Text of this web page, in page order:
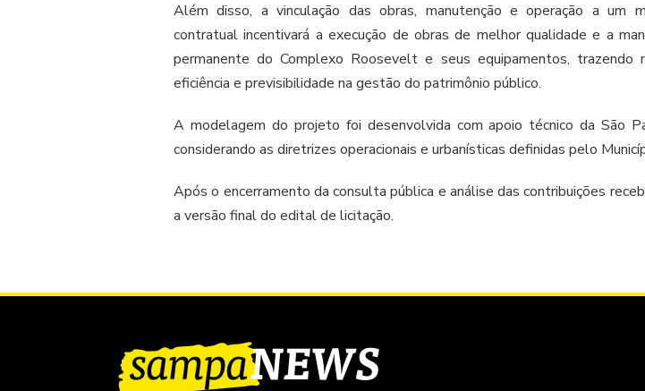
Além disso, a vinculação das obras, manutenção e operação a um
contratual incentivará a execução de obras de melhor qualidade e a
permanente do Complexo Roosevelt e seus equipamentos, trazendo
eficiência e previsibilidade na gestão do patrimônio público.
A modelagem do projeto foi desenvolvida com apoio técnico da São
considerando as diretrizes operacionais e urbanísticas definidas pelo
Após o encerramento da consulta pública e análise das contribuições
a versão final do edital de licitação.